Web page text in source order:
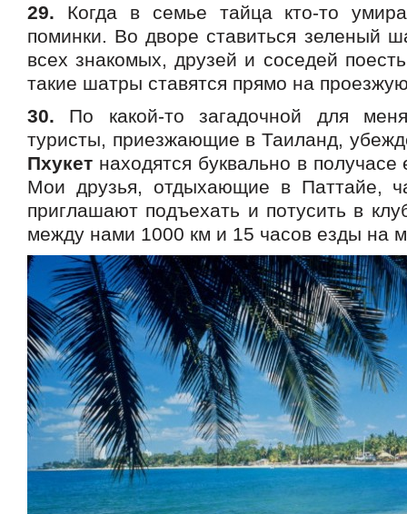
29. Когда в семье тайца кто-то
поминки. Во дворе ставиться зеленый
всех знакомых, друзей и соседей
такие шатры ставятся прямо на
30. По какой-то загадочной для
туристы, приезжающие в Таиланд,
Пхукет находятся буквально в получасе
Мои друзья, отдыхающие в Паттайе,
приглашают подъехать и потусить в
между нами 1000 км и 15 часов езды на